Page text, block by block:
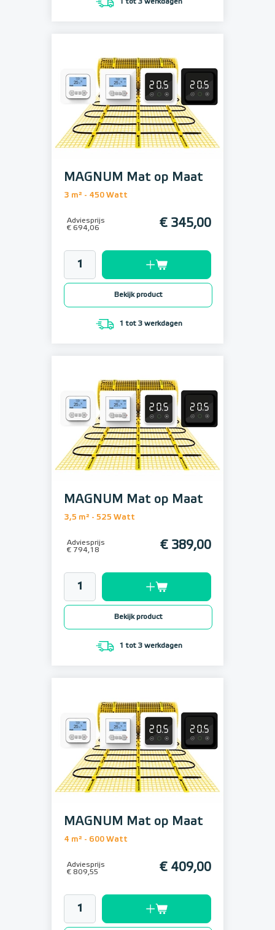
1 tot 3 werkdagen
MAGNUM Mat op Maat
3 m² - 450 Watt
Adviesprijs
€ 694,06
€ 345,00
Bekijk product
1 tot 3 werkdagen
MAGNUM Mat op Maat
3,5 m² - 525 Watt
Adviesprijs
€ 794,18
€ 389,00
Bekijk product
1 tot 3 werkdagen
MAGNUM Mat op Maat
4 m² - 600 Watt
Adviesprijs
€ 809,55
€ 409,00